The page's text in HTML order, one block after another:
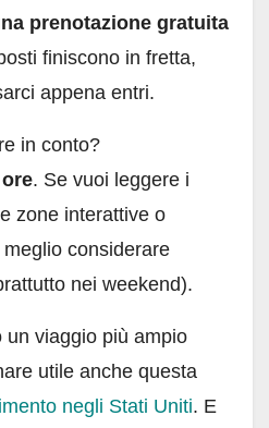
prenotazione gratuita
finiscono in fretta,
appena entri.
in conto?
. Se vuoi leggere i
zone interattive o
considerare
nei weekend).
un viaggio più ampio
utile anche questa
negli Stati Uniti. E